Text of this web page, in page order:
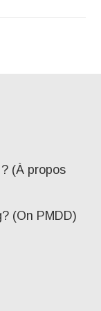
(À propos
(On PMDD)